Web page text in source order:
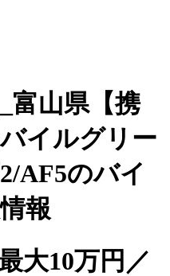
富山県【携
イルグリー
AF5のバイ
報
大10万円／